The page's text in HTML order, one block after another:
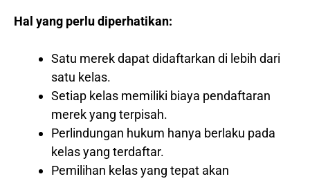
Hal yang perlu diperhatikan:
Satu merek dapat didaftarkan di lebih dari
satu kelas.
Setiap kelas memiliki biaya pendaftaran
merek yang terpisah.
Perlindungan hukum hanya berlaku pada
kelas yang terdaftar.
Pemilihan kelas yang tepat akan